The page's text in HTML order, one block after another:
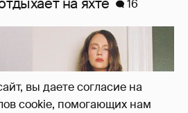
вы даете согласие на
cookie, помогающих нам